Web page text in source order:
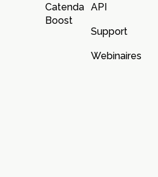
Catenda
Boost
API
Support
Webinaires